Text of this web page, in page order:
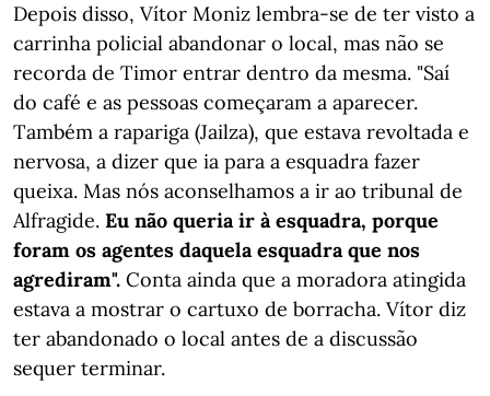
Depois disso, Vítor Moniz lembra-se de ter visto a
carrinha policial abandonar o local, mas não se
recorda de Timor entrar dentro da mesma. "Saí
do café e as pessoas começaram a aparecer.
Também a rapariga (Jailza), que estava revoltada e
nervosa, a dizer que ia para a esquadra fazer
queixa. Mas nós aconselhamos a ir ao tribunal de
Alfragide. Eu não queria ir à esquadra, porque
foram os agentes daquela esquadra que nos
agrediram". Conta ainda que a moradora atingida
estava a mostrar o cartuxo de borracha. Vítor diz
ter abandonado o local antes de a discussão
sequer terminar.